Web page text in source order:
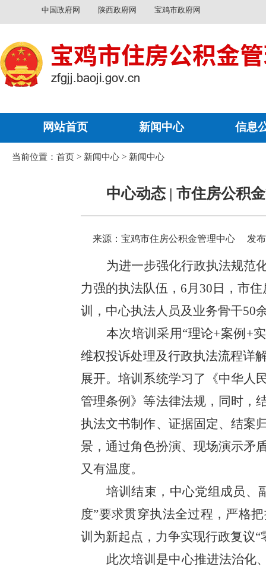
中国政府网 陕西政府网 宝鸡市政府网
网站首页 新闻中心 信息
当前位置： 首页 > 新闻中心 > 新闻中心
中心动态 | 市住房公积
来源：宝鸡市住房公积金管理中心 发
为进一步强化行政执法规范
力强的执法队伍，6月30日，市
训，中心执法人员及业务骨干50
本次培训采用“理论+案例+
维权投诉处理及行政执法流程详
展开。培训系统学习了《中华人
管理条例》等法律法规，同时，
执法文书制作、证据固定、结案
景，通过角色扮演、现场演示矛
又有温度。
培训结束，中心党组成员、
度”要求贯穿执法全过程，严格
训为新起点，力争实现行政复议
此次培训是中心推进法治化